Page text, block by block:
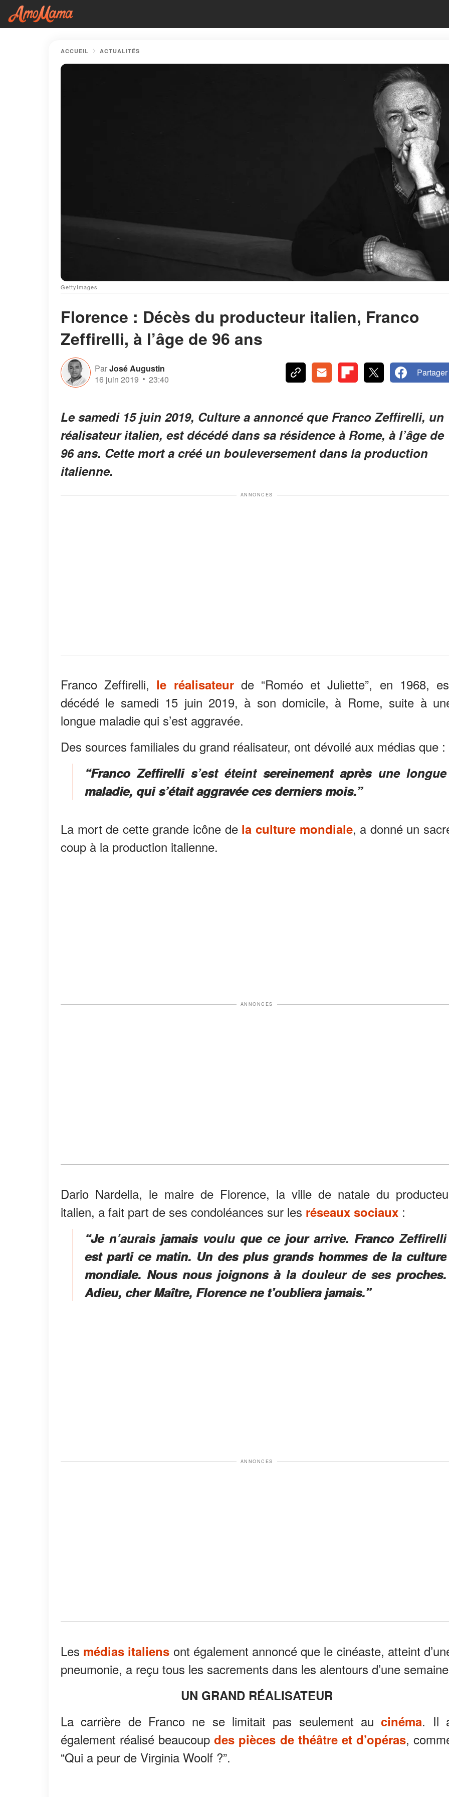
ACCUEIL ACTUALITÉS
GettyImages
Florence : Décès du producteur italien, Franco
Zeffirelli, à l’âge de 96 ans
ParJosé Augustin
16 juin 2019
23:40
Partager
Le samedi 15 juin 2019, Culture a annoncé que Franco Zeffirelli, un
réalisateur italien, est décédé dans sa résidence à Rome, à l’âge de
96 ans. Cette mort a créé un bouleversement dans la production
italienne.
ANNONCES
Franco Zeffirelli, le réalisateurde “Roméo et Juliette”, en 1968,
décédé le samedi 15 juin 2019, à son domicile, à Rome, suite à
longue maladie qui s’est aggravée.
Des sources familiales du grand réalisateur, ont dévoilé aux médias que :
“Franco Zeffirelli s’est éteint sereinement après une longue
maladie, qui s’était aggravée ces derniers mois.”
La mort de cette grande icône de la culture mondiale, a donné un
coup à la production italienne.
ANNONCES
Dario Nardella, le maire de Florence, la ville de natale du
italien, a fait part de ses condoléances sur les réseaux sociaux :
“Je n’aurais jamais voulu que ce jour arrive. Franco Zeffirelli
est parti ce matin. Un des plus grands hommes de la culture
mondiale. Nous nous joignons à la douleur de ses proches.
Adieu, cher Maître, Florence ne t’oubliera jamais.”
ANNONCES
Les médias italiens ont également annoncé que le cinéaste, atteint
pneumonie, a reçu tous les sacrements dans les alentours d’une
UN GRAND RÉALISATEUR
La carrière de Franco ne se limitait pas seulement aucinéma. Il
également réalisé beaucoupdes pièces de théâtre et d’opéras,
“Qui a peur de Virginia Woolf ?”.